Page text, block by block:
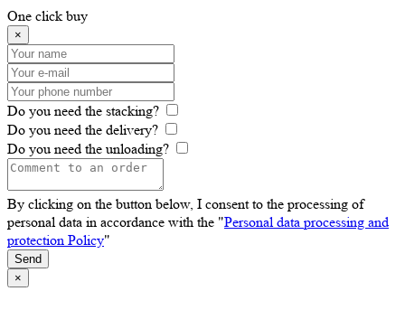
One click buy
×
Do you need the stacking?
Do you need the delivery?
Do you need the unloading?
By clicking on the button below, I consent to the processing of
personal data in accordance with the "Personal data processing and
protection Policy"
Send
×